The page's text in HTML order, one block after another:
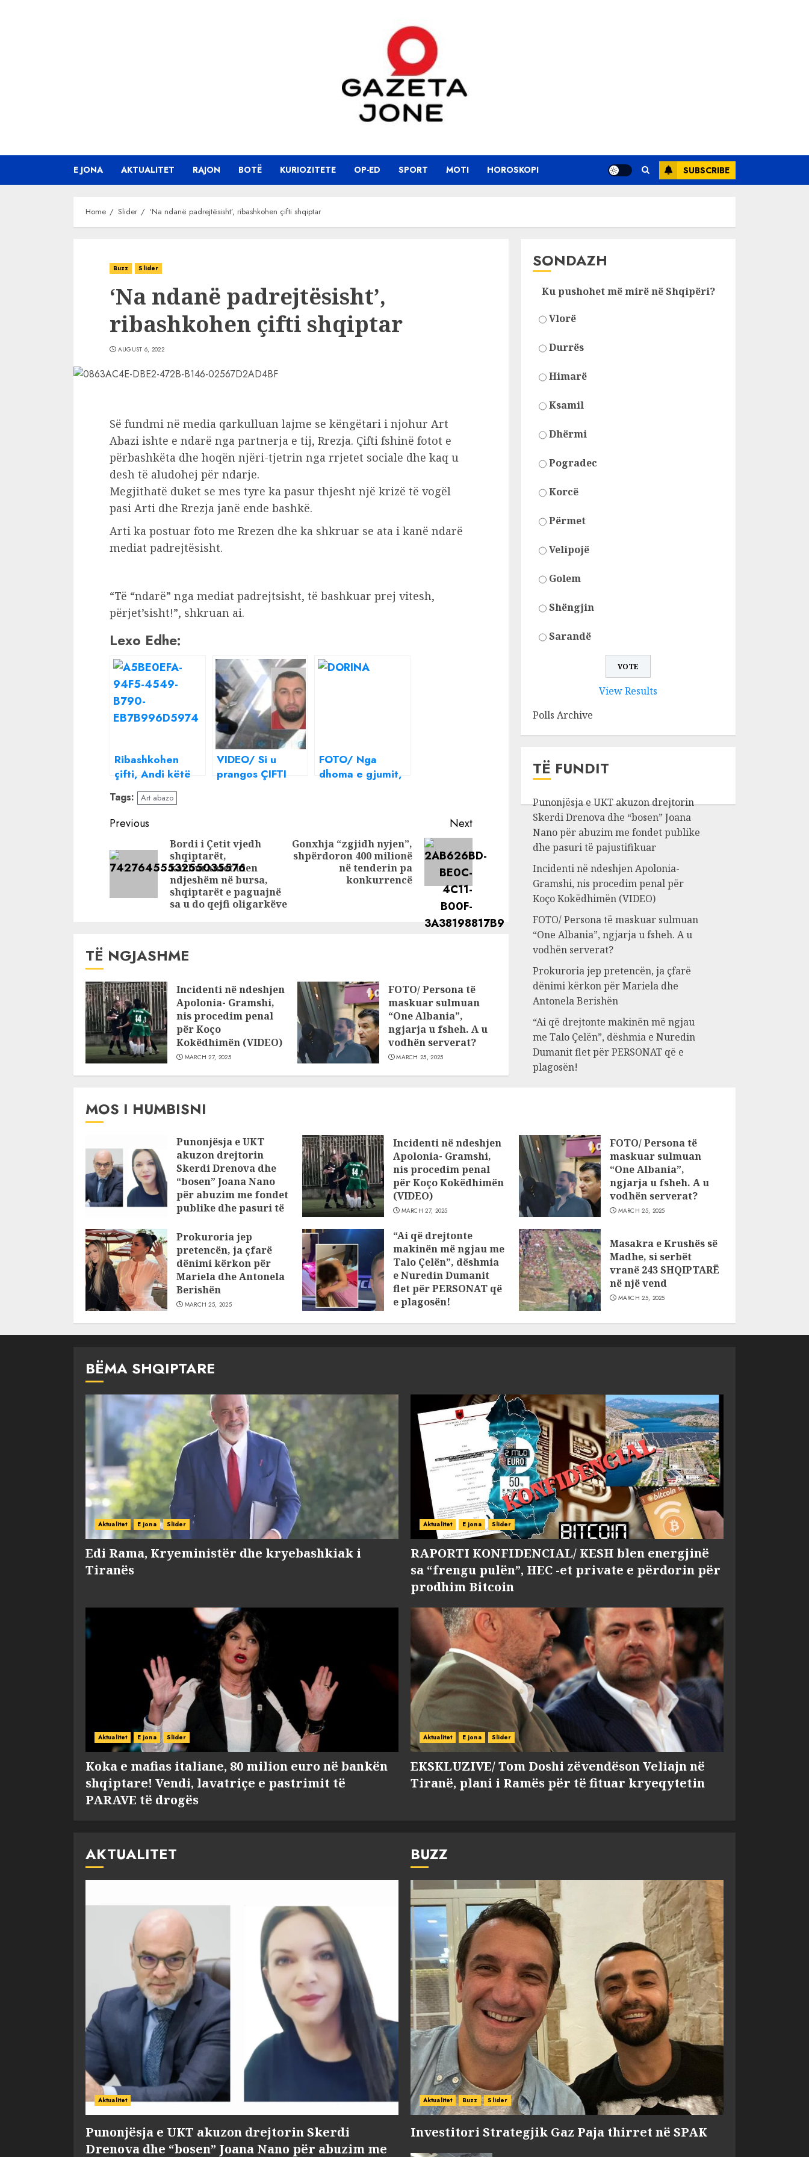
E JONA AKTUALITET RAJON BOTË KURIOZITETE OP-ED SPORT MOTI HOROSKOPI SUBSCRIBE
Home Slider ‘Na ndanë padrejtësisht’, ribashkohen çifti shqiptar
Buzz Slider
‘Na ndanë padrejtësisht’,
ribashkohen çifti shqiptar
AUGUST 6, 2022
Së fundmi në media qarkulluan lajme se këngëtari i njohur Art
Abazi ishte e ndarë nga partnerja e tij, Rrezja. Çifti fshinë fotot e
përbashkëta dhe hoqën njëri-tjetrin nga rrjetet sociale dhe kaq u
desh të aludohej për ndarje.
Megjithatë duket se mes tyre ka pasur thjesht një krizë të vogël
pasi Arti dhe Rrezja janë ende bashkë.
Arti ka postuar foto me Rrezen dhe ka shkruar se ata i kanë ndarë
mediat padrejtësisht.
“Të “ndarë” nga mediat padrejtsisht, të bashkuar prej vitesh,
përjet’sisht!”, shkruan ai.
Lexo Edhe:
Ribashkohen
çifti, Andi këtë
surprizë i bënë
Melisës
VIDEO/ Si u
prangos ÇIFTI
FOTO/ Nga
dhoma e gjumit,
Tags: Art abazo
Continue
Reading
Previous
Bordi i Çetit vjedh
shqiptarët,
karburantet ulen
ndjeshëm në bursa,
shqiptarët e paguajnë
sa u do qejfi oligarkëve
Next
Next
Gonxhja “zgjidh nyjen”,
shpërdoron 400 milionë
në tenderin pa
konkurrencë
TË NGJASHME
Incidenti në ndeshjen
Apolonia- Gramshi,
nis procedim penal
për Koço
Kokëdhimën (VIDEO)
MARCH 27, 2025
FOTO/ Persona të
maskuar sulmuan
“One Albania”,
ngjarja u fsheh. A u
vodhën serverat?
MARCH 25, 2025
SONDAZH
Ku pushohet më mirë në Shqipëri?
Vlorë
Durrës
Himarë
Ksamil
Dhërmi
Pogradec
Korcë
Përmet
Velipojë
Golem
Shëngjin
Sarandë
View Results
Polls Archive
TË FUNDIT
Punonjësja e UKT akuzon drejtorin
Skerdi Drenova dhe “bosen” Joana
Nano për abuzim me fondet publike
dhe pasuri të pajustifikuar
Incidenti në ndeshjen Apolonia-
Gramshi, nis procedim penal për
Koço Kokëdhimën (VIDEO)
FOTO/ Persona të maskuar sulmuan
“One Albania”, ngjarja u fsheh. A u
vodhën serverat?
Prokuroria jep pretencën, ja çfarë
dënimi kërkon për Mariela dhe
Antonela Berishën
“Ai që drejtonte makinën më ngjau
me Talo Çelën”, dëshmia e Nuredin
Dumanit flet për PERSONAT që e
plagosën!
MOS I HUMBISNI
Punonjësja e UKT
akuzon drejtorin
Skerdi Drenova dhe
“bosen” Joana Nano
për abuzim me fondet
publike dhe pasuri të
JULY 24, 2025
Incidenti në ndeshjen
Apolonia- Gramshi,
nis procedim penal
për Koço Kokëdhimën
(VIDEO)
MARCH 27, 2025
FOTO/ Persona të
maskuar sulmuan
“One Albania”,
ngjarja u fsheh. A u
vodhën serverat?
MARCH 25, 2025
Prokuroria jep
pretencën, ja çfarë
dënimi kërkon për
Mariela dhe Antonela
Berishën
MARCH 25, 2025
“Ai që drejtonte
makinën më ngjau me
Talo Çelën”, dëshmia
e Nuredin Dumanit
flet për PERSONAT që
e plagosën!
Masakra e Krushës së
Madhe, si serbët
vranë 243 SHQIPTARË
në një vend
MARCH 25, 2025
BËMA SHQIPTARE
Aktualitet E jona Slider
Edi Rama, Kryeministër dhe kryebashkiak i
Tiranës
Aktualitet E jona Slider
RAPORTI KONFIDENCIAL/ KESH blen energjinë
sa “frengu pulën”, HEC -et private e përdorin për
prodhim Bitcoin
Aktualitet E jona Slider
Koka e mafias italiane, 80 milion euro në bankën
shqiptare! Vendi, lavatriçe e pastrimit të
PARAVE të drogës
Aktualitet E jona Slider
EKSKLUZIVE/ Tom Doshi zëvendëson Veliajn në
Tiranë, plani i Ramës për të fituar kryeqytetin
AKTUALITET
Aktualitet
Punonjësja e UKT akuzon drejtorin Skerdi
Drenova dhe “bosen” Joana Nano për abuzim me
BUZZ
Aktualitet Buzz Slider
Investitori Strategjik Gaz Paja thirret në SPAK